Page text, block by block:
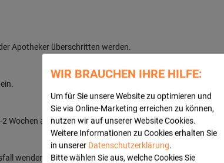
WIR BRAUCHEN IHRE HILFE:
Um für Sie unsere Website zu optimieren und
Sie via Online-Marketing erreichen zu können,
nutzen wir auf unserer Website Cookies.
Weitere Informationen zu Cookies erhalten Sie
in unserer Datenschutzerklärung.
Bitte wählen Sie aus, welche Cookies Sie
Apotheker überschritten werden.
Wochen anwenden. Bei länger anhaltenden oder
wenden Sie sich an Ihren Arzt.